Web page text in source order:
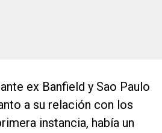
ex Banfield y Sao Paulo
a su relación con los
instancia, había un